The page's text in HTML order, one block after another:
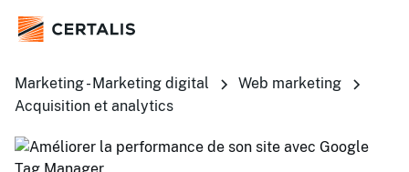
Marketing - Marketing digital
Web marketing
Acquisition et analytics